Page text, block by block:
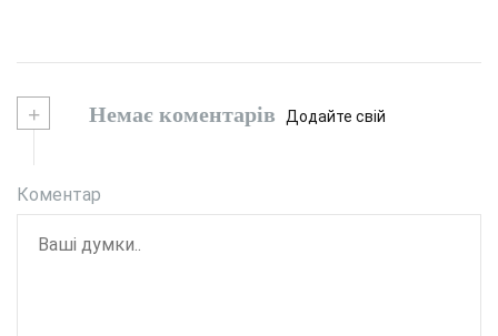
+ Немає коментарів Додайте свій
Коментар